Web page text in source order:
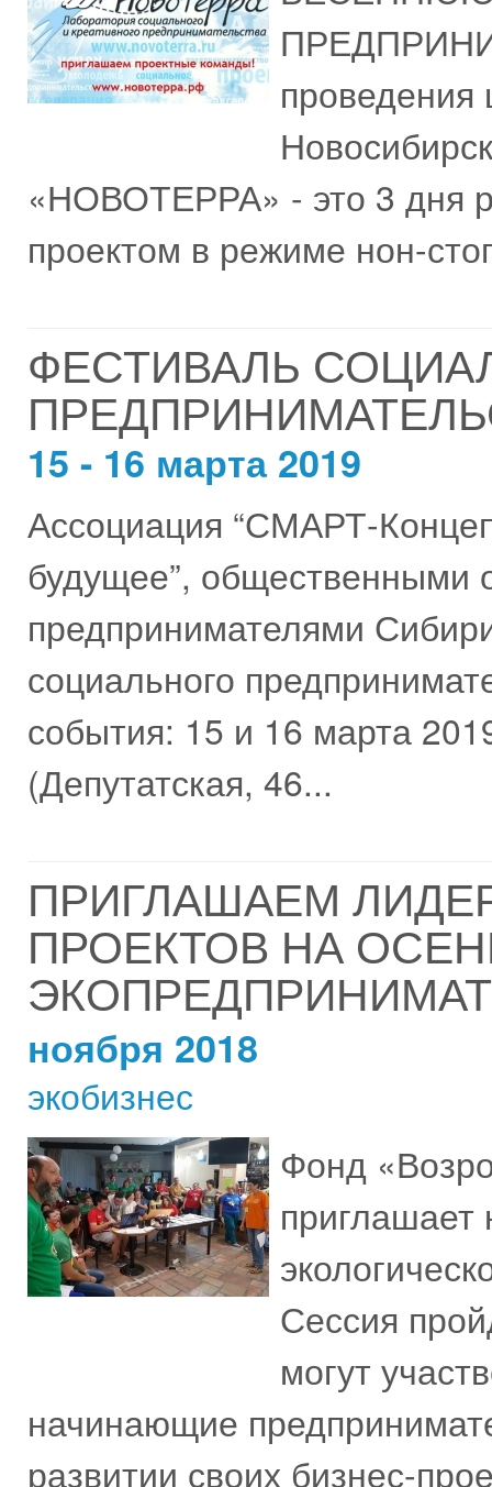
«НОВОТЕРРА» - это 3 дня
проектом в режиме нон-
ФЕСТИВАЛЬ
15 - 16 марта 2019
Ассоциация “СМАРТ-
будущее”,
предпринимателями
социального
события: 15 и 16 марта
(Депутатская, 46...
ПРИГЛАШАЕМ
ПРОЕКТОВ НА
ноября 2018
экобизнес
Фонд
Сессия
могут
начинающие
развитии своих бизнес-